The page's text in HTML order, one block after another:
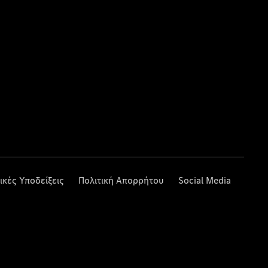
Υποδείξεις Πολιτική Απορρήτου Social Media